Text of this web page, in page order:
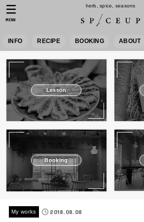
herb, spice, seasons
INFO RECIPE BOOKING ABOUT
MENU
Lesson
Booking
My works 2018.08.08